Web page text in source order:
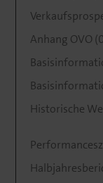
Anhang OVO
Historische